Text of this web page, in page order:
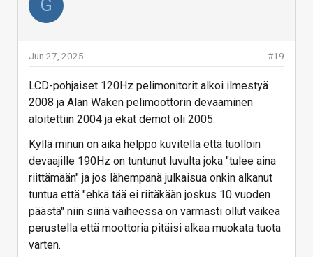
alkoi olemaan jo pelaajien pöydillä.
G
#19
Jun 27, 2025
LCD-pohjaiset 120Hz pelimonitorit alkoi ilmestyä
2008 ja Alan Waken pelimoottorin devaaminen
aloitettiin 2004 ja ekat demot oli 2005.
Kyllä minun on aika helppo kuvitella että tuolloin
devaajille 190Hz on tuntunut luvulta joka "tulee aina
riittämään" ja jos lähempänä julkaisua onkin alkanut
tuntua että "ehkä tää ei riitäkään joskus 10 vuoden
päästä" niin siinä vaiheessa on varmasti ollut vaikea
perustella että moottoria pitäisi alkaa muokata tuota
varten.